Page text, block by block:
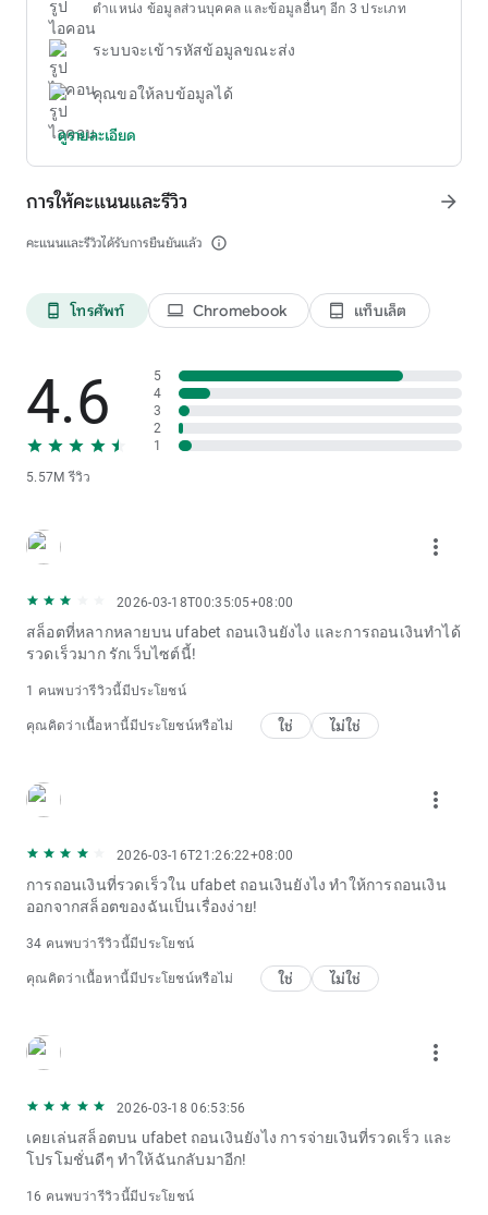
ตำแหน่ง ข้อมูลส่วนบุคคล และข้อมูลอื่นๆ อีก 3 ประเภท
ระบบจะเข้ารหัสข้อมูลขณะส่ง
คุณขอให้ลบข้อมูลได้
ดูรายละเอียด
การให้คะแนนและรีวิว
คะแนนและรีวิวได้รับการยืนยันแล้ว info_outline
arrow_forward
phone_android โทรศัพท์ laptop Chromebook tablet_android แท็บเล็ต
4.6
5.57M รีวิว
5
4
3
2
1
more_vert
2026-03-18T00:35:05+08:00
สล็อตที่หลากหลายบน ufabet ถอนเงินยังไง และการถอนเงินทำได้
รวดเร็วมาก รักเว็บไซต์นี้!
1 คนพบว่ารีวิวนี้มีประโยชน์
คุณคิดว่าเนื้อหานี้มีประโยชน์หรือไม่ ใช่ ไม่ใช่
more_vert
2026-03-16T21:26:22+08:00
การถอนเงินที่รวดเร็วใน ufabet ถอนเงินยังไง ทำให้การถอนเงิน
ออกจากสล็อตของฉันเป็นเรื่องง่าย!
34 คนพบว่ารีวิวนี้มีประโยชน์
คุณคิดว่าเนื้อหานี้มีประโยชน์หรือไม่ ใช่ ไม่ใช่
more_vert
2026-03-18 06:53:56
เคยเล่นสล็อตบน ufabet ถอนเงินยังไง การจ่ายเงินที่รวดเร็ว และ
โปรโมชั่นดีๆ ทำให้ฉันกลับมาอีก!
16 คนพบว่ารีวิวนี้มีประโยชน์